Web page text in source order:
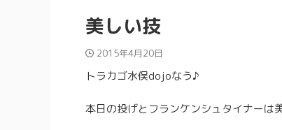
美しい技
2015年4月20日
トラカゴ水俣dojoなう♪
本日の投げとフランケンシュタイナーは